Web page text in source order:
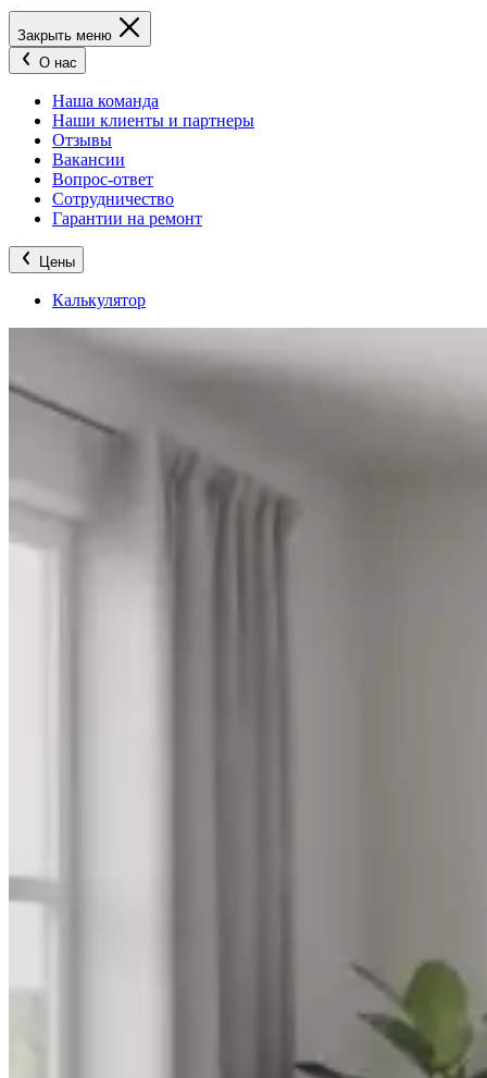
Закрыть меню
О нас
Наша команда
Наши клиенты и партнеры
Отзывы
Вакансии
Вопрос-ответ
Сотрудничество
Гарантии на ремонт
Цены
Калькулятор